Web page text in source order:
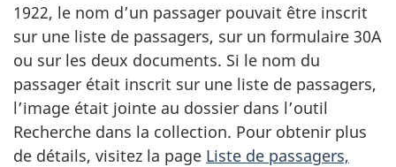
1922, le nom d’un passager pouvait être inscrit
sur une liste de passagers, sur un formulaire 30A
ou sur les deux documents. Si le nom du
passager était inscrit sur une liste de passagers,
l’image était jointe au dossier dans l’outil
Recherche dans la collection. Pour obtenir plus
de détails, visitez la page Liste de passagers,